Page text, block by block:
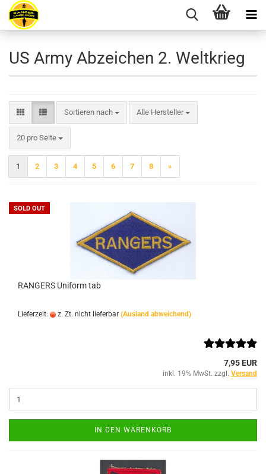
US Army Abzeichen 2. Weltkrieg
Sortieren nach
Sortieren nach Alle Hersteller
20 pro Seite
pro Seite
1 2 3 4 5 6 7 8 »
SOLD OUT
RANGERS Uniform tab
Lieferzeit: z. Zt. nicht lieferbar (Ausland abweichend)
7,95 EUR
inkl. 19% MwSt. zzgl. Versand
IN DEN WARENKORB